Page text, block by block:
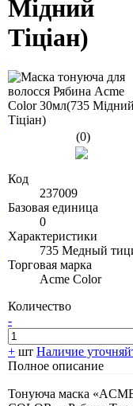
Мідний
Тіціан)
(0)
Код
237009
Базовая единица
0
Характеристики
735 Медный
Торговая марка
Acme Color
Количество
-
+ шт Наличие
Полное описание
Тонуюча маска